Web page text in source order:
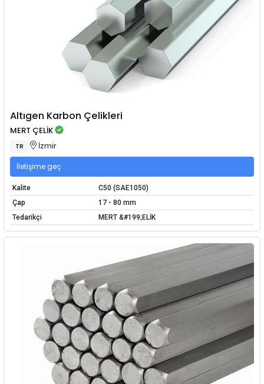
Altıgen Karbon Çelikleri
MERT ÇELİK
TR İzmir
İletişime geç
Kalite
C50 (SAE1050)
Çap
17 - 80 mm
Tedarikçi
MERT &#199;ELİK